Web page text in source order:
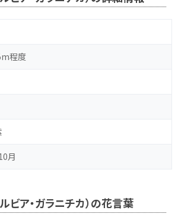
程度
月
ビア・ガラニチカ）の花言葉